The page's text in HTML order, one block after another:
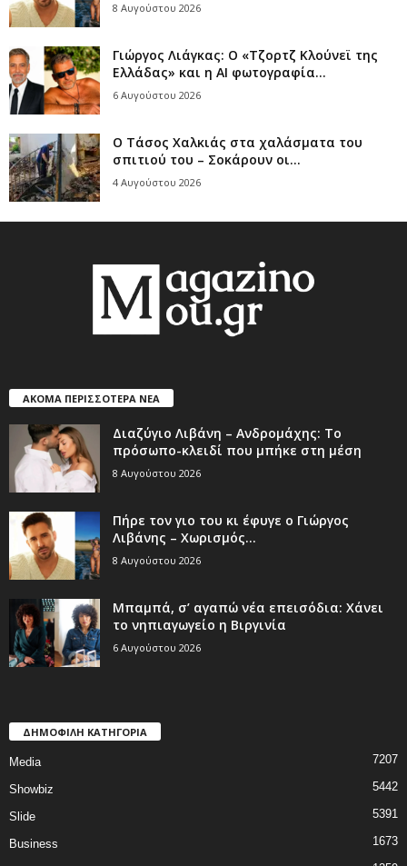
8 Αυγούστου 2026
Γιώργος Λιάγκας: Ο «Τζορτζ Κλούνεϊ της
Ελλάδας» και η AI φωτογραφία...
6 Αυγούστου 2026
Ο Τάσος Χαλκιάς στα χαλάσματα του
σπιτιού του – Σοκάρουν οι...
4 Αυγούστου 2026
ΑΚΟΜΑ ΠΕΡΙΣΣΟΤΕΡΑ ΝΕΑ
Διαζύγιο Λιβάνη – Ανδρομάχης: Το
πρόσωπο-κλειδί που μπήκε στη μέση
8 Αυγούστου 2026
Πήρε τον γιο του κι έφυγε ο Γιώργος
Λιβάνης – Χωρισμός...
8 Αυγούστου 2026
Μπαμπά, σ’ αγαπώ νέα επεισόδια: Χάνει
το νηπιαγωγείο η Βιργινία
6 Αυγούστου 2026
ΔΗΜΟΦΙΛΗ ΚΑΤΗΓΟΡΙΑ
Media 7207
Showbiz 5442
Slide 5391
Business 1673